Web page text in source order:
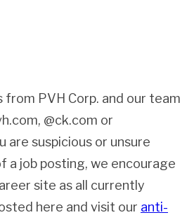
from PVH Corp. and our team
@ck.com or
are suspicious or unsure
a job posting, we encourage
site as all currently
here and visit our anti-